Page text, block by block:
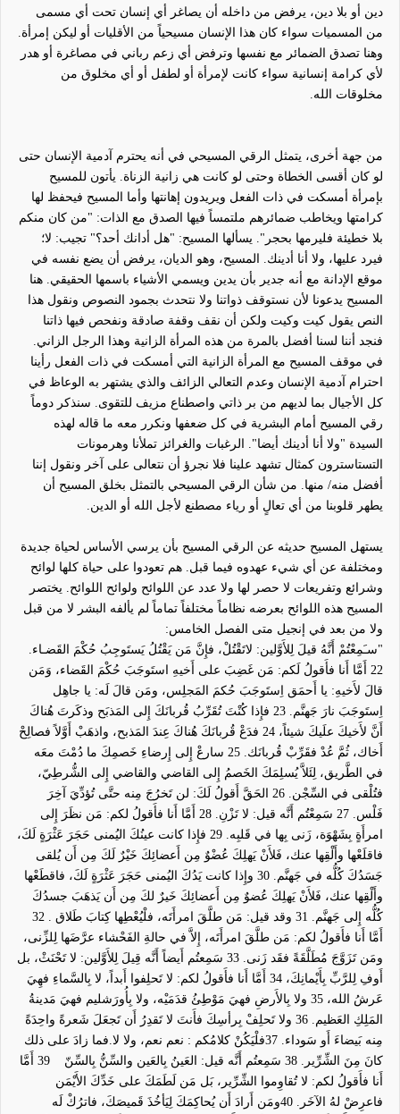
دين أو بلا دين، يرفض من داخله أن يصاغر أي إنسان تحت أي مسمى
من المسميات سواء كان هذا الإنسان مسيحياً من الأقليات أو ليكن إمرأة.
وهنا تصدق الضمائر مع نفسها وترفض أي زعم رباني في مصاغرة أو هدر
لأي كرامة إنسانية سواء كانت لإمرأة أو لطفل أو أي مخلوق من
مخلوقات الله.
من جهة أخرى، يتمثل الرقي المسيحي في أنه يحترم آدمية الإنسان حتى
لو كان أقسى الخطاة وحتى لو كانت هي زانية الزناة. يأتون للمسيح
بإمرأة أمسكت في ذات الفعل ويريدون إهانتها وأما المسيح فيحفظ لها
كرامتها ويخاطب ضمائرهم ملتمساً فيها الصدق مع الذات: "من كان منكم
بلا خطيئة فليرمها بحجر". يسألها المسيح: "هل أدانك أحد؟" تجيب: لا؛
فيرد عليها، ولا أنا أدينك. المسيح، وهو الديان، يرفض أن يضع نفسه في
موقع الإدانة مع أنه جدير بأن يدين ويسمي الأشياء باسمها الحقيقي. هنا
المسيح يدعونا لأن نستوقف ذواتنا ولا نتحدث بجمود النصوص ونقول هذا
النص يقول كيت وكيت ولكن أن نقف وقفة صادقة ونفحص فيها ذاتنا
فنجد أننا لسنا أفضل بالمرة من هذه المرأة الزانية وهذا الرجل الزاني.
في موقف المسيح مع المرأة الزانية التي أمسكت في ذات الفعل رأينا
احترام آدمية الإنسان وعدم التعالي الزائف والذي يشتهر به الوعاظ في
كل الأجيال بما لديهم من بر ذاتي واصطناع مزيف للتقوى. سنذكر دوماً
رقي المسيح أمام البشرية في كل ضعفها ونكرر معه ما قاله لهذه
السيدة "ولا أنا أدينك أيضا". الرغبات والغرائز تملأنا وهرمونات
التستاسترون كمثال تشهد علينا فلا نجر ؤ أن نتعالى على آخر ونقول إننا
أفضل منه/ منها. من شأن الرقي المسيحي بالتمثل بخلق المسيح أن
يطهر قلوبنا من أي تعالٍ أو رياء مصطنع لأجل الله أو الدين.
يستهل المسيح حديثه عن الرقي المسيح بأن يرسي الأساس لحياة جديدة
ومختلفة عن أي شيء عهدوه فيما قبل. هم تعودوا على حياة كلها لوائح
وشرائع وتفريعات لا حصر لها ولا عدد عن اللوائح ولوائح اللوائح. يختصر
المسيح هذه اللوائح بعرضه نظاماً مختلفاً تماماً لم يألفه البشر لا من قبل
ولا من بعد في إنجيل متى الفصل الخامس:
"سـَمِعْتُمْ أَنَّهُ قيلَ لِلأَوَّلين: لاتَقْتُلْ، فإِنَّ مَن يَقْتُلُ يَستَوجِبُ حُكْمَ القَضـاء.
22 أَمَّا أَنا فأَقولُ لَكم: مَن غَضِبَ على أَخيهِ استَوجَبَ حُكْمَ القَضاء، وَمَن
قالَ لأَخيهِ: يا أَحمَق اِستَوجَبَ حُكمَ المَجلِس، ومَن قالَ لَه: يا جاهِل
اِستَوجَبَ نارَ جَهنَّم. 23 فإِذا كُنْتَ تُقَرِّبُ قُربانَكَ إِلى المَذبَح وذكَرتَ هُناكَ
أَنَّ لأَخيكَ علَيكَ شيئاً، 24 فدَعْ قُربانَكَ هُناكَ عِندَ المَذبح، واذهَبْ أَوَّلاً فصالِحْ
أَخاك، ثُمَّ عُدْ فقَرِّبْ قُربانَك. 25 سارعْ إِلى إِرضاءِ خَصمِكَ ما دُمْتَ معَه
في الطَّريق، لِئَلاَّ يُسلِمَكَ الخَصمُ إِلى القاضي والقاضي إِلى الشُّرطِيّ،
فتُلْقى في السِّجْن. 26 الحَقَّ أَقولُ لَكَ: لن تَخرُجَ مِنه حتَّى تُؤدِّيَ آخِرَ
فَلْس. 27سَمِعْتُم أَنَّه قيل: لا تَزْنِ. 28 أَمَّا أَنا فأَقولُ لكم: مَن نظَرَ إِلى
امرأَةٍ بِشَهْوَة، زَنى بِها في قَلبِه. 29 فإِذا كانت عينُكَ اليُمنى حَجَرَ عَثْرَةٍ لَكَ،
فاقلَعْها وأَلْقِها عنك، فَلأَنْ يَهلِكَ عُضْوٌ مِن أَعضائِكَ خَيْرٌ لَكَ مِن أَن يُلقى
جَسَدُكَ كُلُّه في جَهنَّم. 30 وإِذا كانت يَدُكَ اليُمنى حَجَرَ عَثْرَةٍ لَكَ، فاقطَعْها
وأَلْقِها عنك، فَلأَنْ يَهلِكَ عُضوٌ مِن أَعضائِكَ خَيرٌ لكَ مِن أَن يَذهَبَ جسدُكَ
كُلُّه إِلى جَهنَّم. 31وقد قيل: مَن طلَّقَ امرأَتَه، فلْيُعْطِها كِتابَ طَلاق . 32
أَمَّا أَنا فأَقولُ لكم: مَن طلَّقَ امرأَتَه، إِلاَّ في حالةِ الفَحْشاء عرَّضَها لِلزِّنى،
ومَن تَزَوَّجَ مُطَلَّقَةً فقَد زَنى. 33سَمِعتُم أَيضاً أَنَّه قِيلَ لِلأَوَّلين: لا تَحْنَثْ، بل
أَوفِ لِلرَّبِّ بِأَيْمانِكَ، 34 أَمَّا أَنا فأَقولُ لكم: لا تَحلِفوا أَبداً، لا بِالسَّماءِ فهِيَ
عَرشُ الله، 35 ولا بِالأَرضِ فهيَ مَوْطِئُ قدَمَيْه، ولا بِأُورَشليم فهيَ مَدينةُ
المَلِكِ العَظيم. 36 ولا تَحلِفْ بِرأسِكَ فأَنتَ لا تَقدِرُ أَن تَجعَلَ شَعرةً واحِدَةً
مِنه بَيضاءَ أَو سَوداء. 37فلْيَكُنْ كلامُكم : نعم نعم، ولا لا.فما زادَ على ذلك
كانَ مِنَ الشِّرِّير. 38سَمِعتُم أَنَّه قيل: العَينُ بِالعَين والسِّنُّ بِالسِّنّ 39 أَمَّا
أَنا فأَقولُ لكم: لا تُقاوِموا الشِّرِّير، بَل مَن لَطَمَكَ على خَدِّكَ الأَيْمَن
فاعرِضْ لهُ الآخَر. 40ومَن أَرادَ أَن يُحاكِمَكَ لِيَأخُذَ قَميصَكَ، فاترُكْ لَه